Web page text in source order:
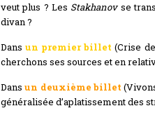
veut plus ? Les Stakhanovse
divan ?
Dansun premier billet (Crise
cherchons ses sources et en
Dansun deuxième billet
généralisée d’aplatissement des